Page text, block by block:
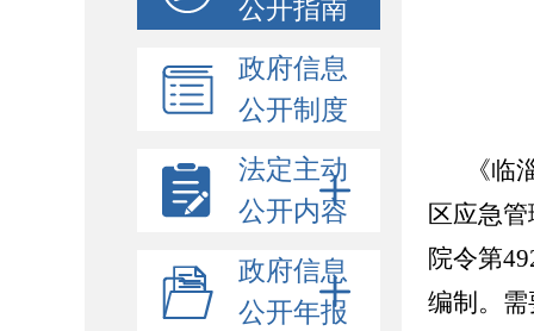
公开指南
政府信息
公开制度
法定主动
公开内容
政府信息
公开年报
《
区应急
院令第
编制。